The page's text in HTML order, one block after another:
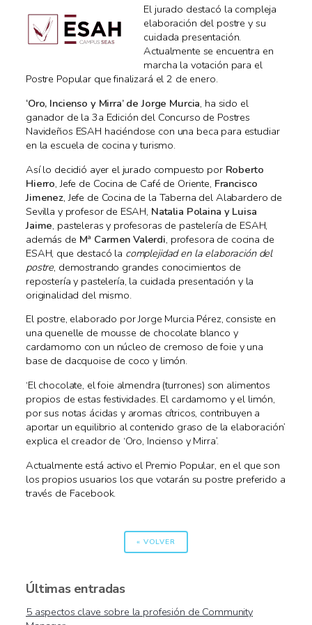
El jurado destacó la compleja
elaboración del postre y su
cuidada presentación.
Actualmente se encuentra en
marcha la votación para el
Postre Popular que finalizará el 2 de enero.
‘Oro, Incienso y Mirra’ de Jorge Murcia, ha sido el
ganador de la 3a Edición del Concurso de Postres
Navideños ESAH haciéndose con una beca para estudiar
en la escuela de cocina y turismo.
Así lo decidió ayer el jurado compuesto por Roberto
Hierro, Jefe de Cocina de Café de Oriente, Francisco
Jimenez, Jefe de Cocina de la Taberna del Alabardero de
Sevilla y profesor de ESAH, Natalia Polaina y Luisa
Jaime, pasteleras y profesoras de pastelería de ESAH,
además de Mª Carmen Valerdi, profesora de cocina de
ESAH, que destacó la complejidad en la elaboración del
postre, demostrando grandes conocimientos de
repostería y pastelería, la cuidada presentación y la
originalidad del mismo.
El postre, elaborado por Jorge Murcia Pérez, consiste en
una quenelle de mousse de chocolate blanco y
cardamomo con un núcleo de cremoso de foie y una
base de dacquoise de coco y limón.
‘El chocolate, el foie almendra (turrones) son alimentos
propios de estas festividades. El cardamomo y el limón,
por sus notas ácidas y aromas cítricos, contribuyen a
aportar un equilibrio al contenido graso de la elaboración’
explica el creador de ‘Oro, Incienso y Mirra’.
Actualmente está activo el Premio Popular, en el que son
los propios usuarios los que votarán su postre preferido a
través de Facebook.
« VOLVER
Últimas entradas
5 aspectos clave sobre la profesión de Community